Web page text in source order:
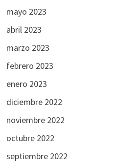
mayo 2023
abril 2023
marzo 2023
febrero 2023
enero 2023
diciembre 2022
noviembre 2022
octubre 2022
septiembre 2022